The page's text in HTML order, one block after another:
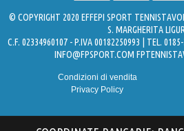
© COPYRIGHT 2020 EFFEPI SPORT
S. MARGHERITA
C.F. 02334960107 - P.IVA 00182250993 | TEL.
INFO@FPSPORT.COM
Condizioni di vendita
Privacy Policy